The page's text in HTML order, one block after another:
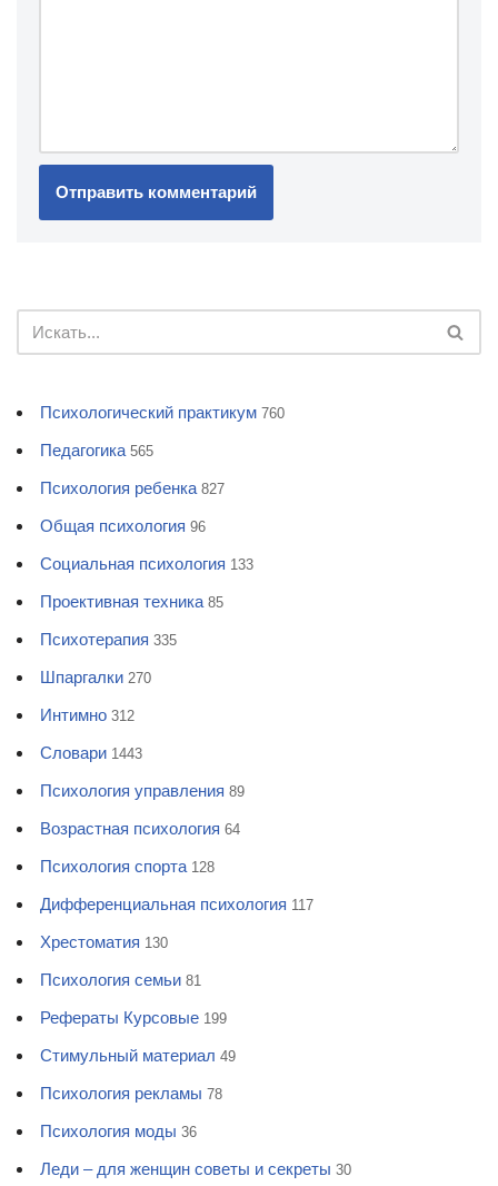
Психологический практикум 760
Педагогика 565
Психология ребенка 827
Общая психология 96
Социальная психология 133
Проективная техника 85
Психотерапия 335
Шпаргалки 270
Интимно 312
Словари 1443
Психология управления 89
Возрастная психология 64
Психология спорта 128
Дифференциальная психология 117
Хрестоматия 130
Психология семьи 81
Рефераты Курсовые 199
Стимульный материал 49
Психология рекламы 78
Психология моды 36
Леди – для женщин советы и секреты 30